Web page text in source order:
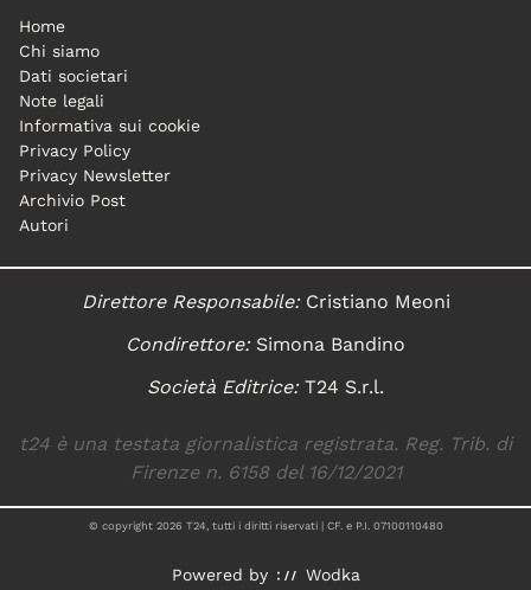
Home
Chi siamo
Dati societari
Note legali
Informativa sui cookie
Privacy Policy
Privacy Newsletter
Archivio Post
Autori
Direttore Responsabile:Cristiano Meoni
Condirettore:Simona Bandino
Società Editrice:T24 S.r.l.
t24 è una testata giornalistica registrata. Reg. Trib. di
Firenze n. 6158 del 16/12/2021
© copyright 2026 T24, tutti i diritti riservati | CF. e P.I. 07100110480
Powered by Wodka